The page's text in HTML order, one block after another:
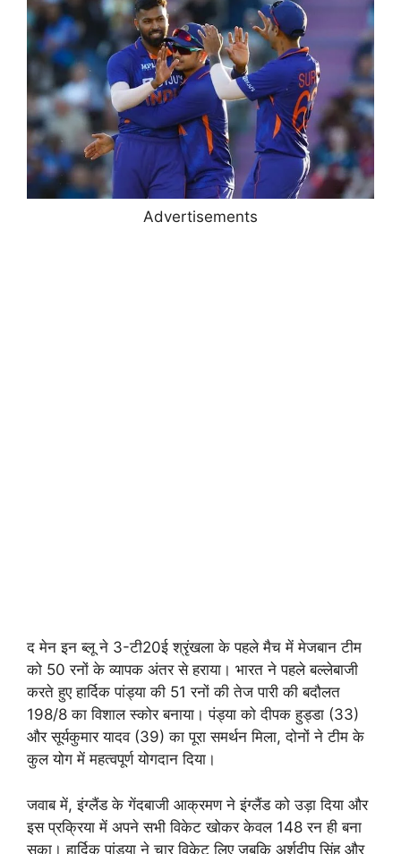
Advertisements
द मेन इन ब्लू ने 3-टी20ई श्रृंखला के पहले मैच में मेजबान टीम
को 50 रनों के व्यापक अंतर से हराया। भारत ने पहले बल्लेबाजी
करते हुए हार्दिक पांड्या की 51 रनों की तेज पारी की बदौलत
198/8 का विशाल स्कोर बनाया। पंड्या को दीपक हुड्डा (33)
और सूर्यकुमार यादव (39) का पूरा समर्थन मिला, दोनों ने टीम के
कुल योग में महत्वपूर्ण योगदान दिया।
जवाब में, इंग्लैंड के गेंदबाजी आक्रमण ने इंग्लैंड को उड़ा दिया और
इस प्रक्रिया में अपने सभी विकेट खोकर केवल 148 रन ही बना
सका। हार्दिक पांड्या ने चार विकेट लिए जबकि अर्शदीप सिंह और